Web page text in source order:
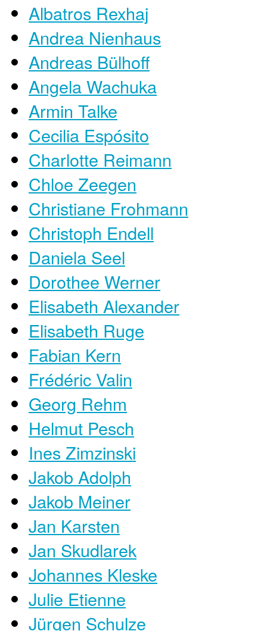
Albatros Rexhaj
Andrea Nienhaus
Andreas Bülhoff
Angela Wachuka
Armin Talke
Cecilia Espósito
Charlotte Reimann
Chloe Zeegen
Christiane Frohmann
Christoph Endell
Daniela Seel
Dorothee Werner
Elisabeth Alexander
Elisabeth Ruge
Fabian Kern
Frédéric Valin
Georg Rehm
Helmut Pesch
Ines Zimzinski
Jakob Adolph
Jakob Meiner
Jan Karsten
Jan Skudlarek
Johannes Kleske
Julie Etienne
Jürgen Schulze